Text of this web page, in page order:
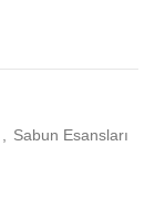
Sabun Esansları